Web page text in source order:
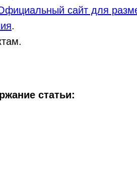
сайт для
.
статьи: